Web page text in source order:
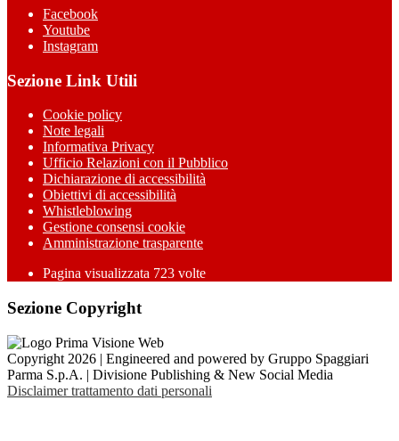
Facebook
Youtube
Instagram
Sezione Link Utili
Cookie policy
Note legali
Informativa Privacy
Ufficio Relazioni con il Pubblico
Dichiarazione di accessibilità
Obiettivi di accessibilità
Whistleblowing
Gestione consensi cookie
Amministrazione trasparente
Pagina visualizzata 723 volte
Sezione Copyright
Copyright 2026 | Engineered and powered by Gruppo Spaggiari
Parma S.p.A. | Divisione Publishing & New Social Media
Disclaimer trattamento dati personali